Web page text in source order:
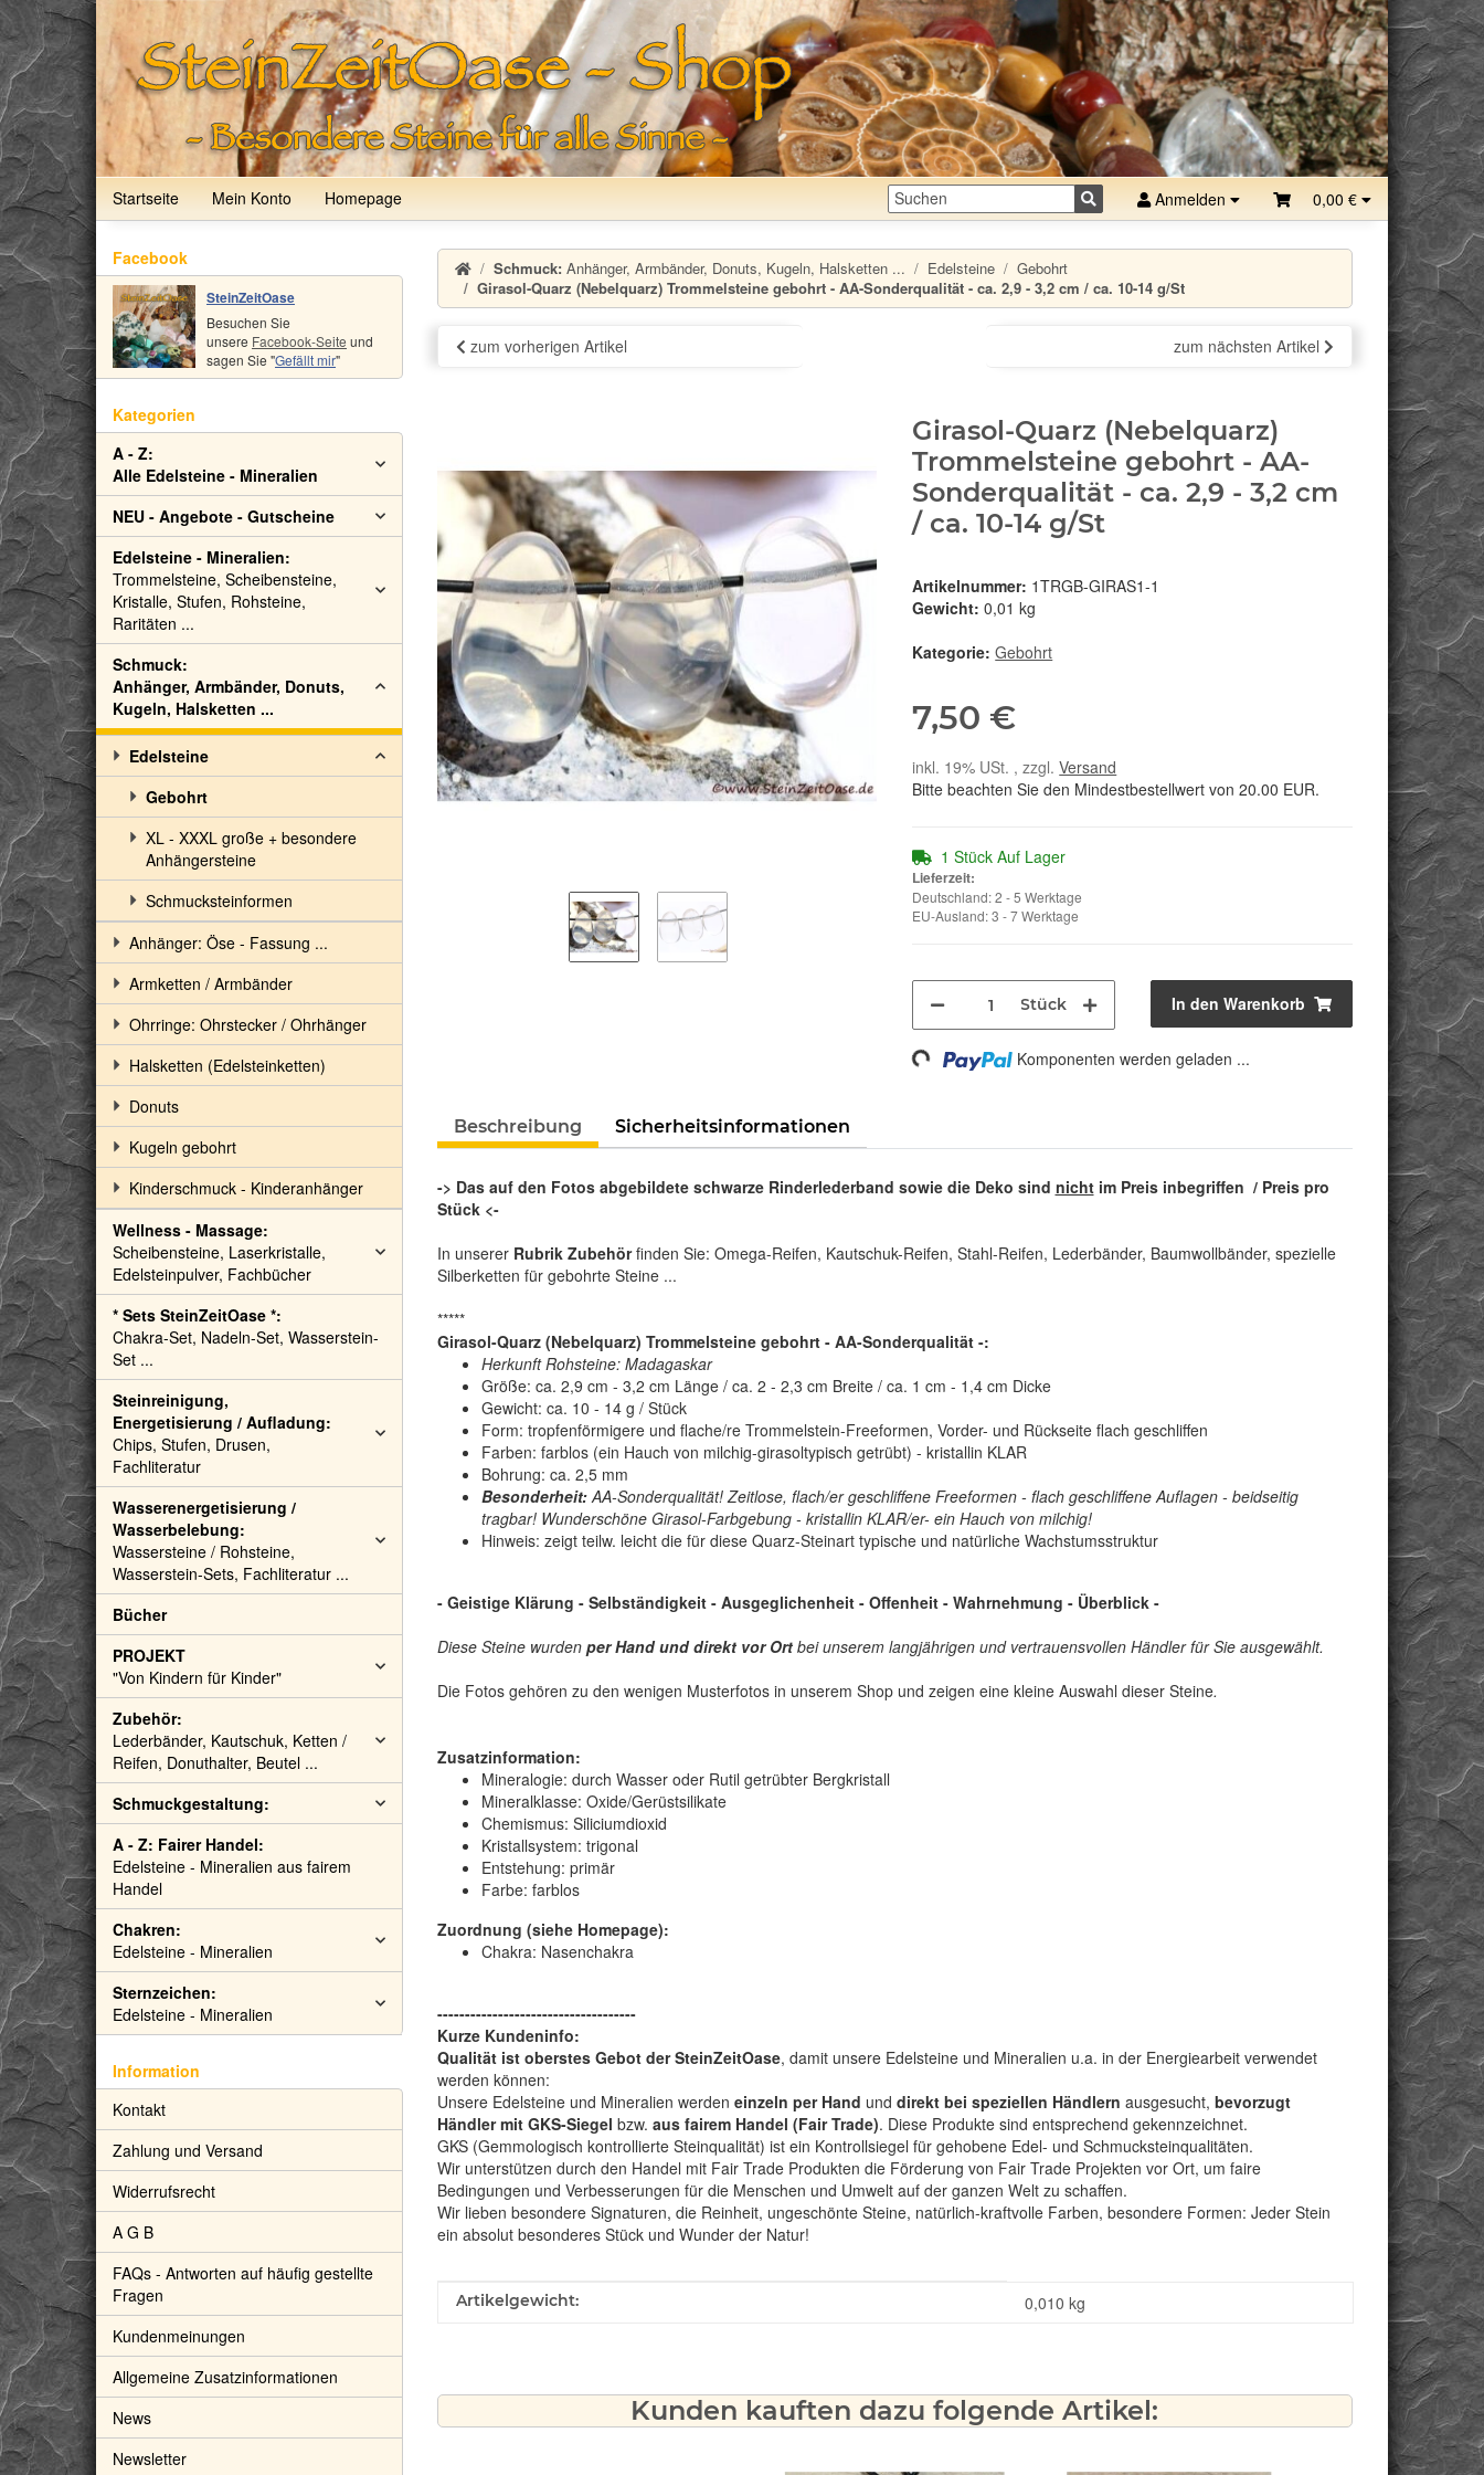
Startseite Mein Konto Homepage Anmelden 0,00 €
Schmuck: Anhänger, Armbänder, Donuts, Kugeln, Halsketten ... Edelsteine
Gebohrt
Girasol-Quarz (Nebelquarz) Trommelsteine gebohrt - AA-Sonderqualität - ca. 2,9 - 3,2 cm / ca. 10-14 g/St
zum vorherigen Artikel zum nächsten Artikel
Girasol-Quarz (Nebelquarz)
Trommelsteine gebohrt - AA-
Sonderqualität - ca. 2,9 - 3,2 cm
/ ca. 10-14 g/St
Artikelnummer: 1TRGB-GIRAS1-1
Gewicht: 0,01 kg
Kategorie:Gebohrt
7,50 €
inkl. 19% USt. , zzgl.Versand
Bitte beachten Sie den Mindestbestellwert von 20.00 EUR.
1 Stück Auf Lager
Lieferzeit:
Deutschland: 2 - 5 Werktage
EU-Ausland: 3 - 7 Werktage
Stück In den Warenkorb
Loading... Komponenten werden geladen ...
Beschreibung Sicherheitsinformationen
-> Das auf den Fotos abgebildete schwarze Rinderlederband sowie die Deko sind nichtim Preis inbegriffen / Preis pro
Stück <-
In unserer Rubrik Zubehörfinden Sie: Omega-Reifen, Kautschuk-Reifen, Stahl-Reifen, Lederbänder, Baumwollbänder, spezielle
Silberketten für gebohrte Steine ...
*****
Girasol-Quarz (Nebelquarz) Trommelsteine gebohrt - AA-Sonderqualität -:
Herkunft Rohsteine: Madagaskar
Größe: ca. 2,9 cm - 3,2 cm Länge / ca. 2 - 2,3 cm Breite / ca. 1 cm - 1,4 cm Dicke
Gewicht: ca. 10 - 14 g / Stück
Form: tropfenförmigere und flache/re Trommelstein-Freeformen, Vorder- und Rückseite flach geschliffen
Farben: farblos (ein Hauch von milchig-girasoltypisch getrübt) - kristallin KLAR
Bohrung: ca. 2,5 mm
Besonderheit:AA-Sonderqualität! Zeitlose, flach/er geschliffene Freeformen - flach geschliffene Auflagen - beidseitig
tragbar! Wunderschöne Girasol-Farbgebung - kristallin KLAR/er- ein Hauch von milchig!
Hinweis: zeigt teilw. leicht die für diese Quarz-Steinart typische und natürliche Wachstumsstruktur
- Geistige Klärung - Selbständigkeit - Ausgeglichenheit - Offenheit - Wahrnehmung - Überblick -
Diese Steine wurden per Hand und direkt vor Ortbei unserem langjährigen und vertrauensvollen Händler für Sie ausgewählt.
Die Fotos gehören zu den wenigen Musterfotos in unserem Shop und zeigen eine kleine Auswahl dieser Steine.
Zusatzinformation:
Mineralogie: durch Wasser oder Rutil getrübter Bergkristall
Mineralklasse: Oxide/Gerüstsilikate
Chemismus: Siliciumdioxid
Kristallsystem: trigonal
Entstehung: primär
Farbe: farblos
Zuordnung (siehe Homepage):
Chakra: Nasenchakra
------------------------------------
Kurze Kundeninfo:
Qualität ist oberstes Gebot der SteinZeitOase, damit unsere Edelsteine und Mineralien u.a. in der Energiearbeit verwendet
werden können:
Unsere Edelsteine und Mineralien werden einzeln per Hand und direkt bei speziellen Händlern ausgesucht, bevorzugt
Händler mit GKS-Siegel bzw. aus fairem Handel (Fair Trade). Diese Produkte sind entsprechend gekennzeichnet.
GKS (Gemmologisch kontrollierte Steinqualität) ist ein Kontrollsiegel für gehobene Edel- und Schmucksteinqualitäten.
Wir unterstützen durch den Handel mit Fair Trade Produkten die Förderung von Fair Trade Projekten vor Ort, um faire
Bedingungen und Verbesserungen für die Menschen und Umwelt auf der ganzen Welt zu schaffen.
Wir lieben besondere Signaturen, die Reinheit, ungeschönte Steine, natürlich-kraftvolle Farben, besondere Formen: Jeder Stein
ein absolut besonderes Stück und Wunder der Natur!
Produkteigenschaft
Wert
Artikelgewicht: 0,010 kg
Kunden kauften dazu folgende Artikel:
Facebook
SteinZeitOase
Besuchen Sie
unsere Facebook-Seite und
sagen Sie "Gefällt mir"
Kategorien
A - Z:
Alle Edelsteine - Mineralien
NEU - Angebote - Gutscheine
Edelsteine - Mineralien:
Trommelsteine, Scheibensteine,
Kristalle, Stufen, Rohsteine,
Raritäten ...
Schmuck:
Anhänger, Armbänder, Donuts,
Kugeln, Halsketten ...
Edelsteine
Gebohrt
XL - XXXL große + besondere
Anhängersteine
Schmucksteinformen
Anhänger: Öse - Fassung ...
Armketten / Armbänder
Ohrringe: Ohrstecker / Ohrhänger
Halsketten (Edelsteinketten)
Donuts
Kugeln gebohrt
Kinderschmuck - Kinderanhänger
Wellness - Massage:
Scheibensteine, Laserkristalle,
Edelsteinpulver, Fachbücher
* Sets SteinZeitOase *:
Chakra-Set, Nadeln-Set, Wasserstein-
Set ...
Steinreinigung,
Energetisierung / Aufladung:
Chips, Stufen, Drusen,
Fachliteratur
Wasserenergetisierung /
Wasserbelebung:
Wassersteine / Rohsteine,
Wasserstein-Sets, Fachliteratur ...
Bücher
PROJEKT
"Von Kindern für Kinder"
Zubehör:
Lederbänder, Kautschuk, Ketten /
Reifen, Donuthalter, Beutel ...
Schmuckgestaltung:
A - Z: Fairer Handel:
Edelsteine - Mineralien aus fairem
Handel
Chakren:
Edelsteine - Mineralien
Sternzeichen:
Edelsteine - Mineralien
Information
Kontakt
Zahlung und Versand
Widerrufsrecht
A G B
FAQs - Antworten auf häufig gestellte
Fragen
Kundenmeinungen
Allgemeine Zusatzinformationen
News
Newsletter